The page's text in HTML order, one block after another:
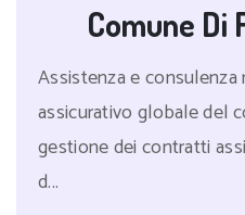
Comune Di
Assistenza e
assicurativo globale del
gestione dei contratti
d...